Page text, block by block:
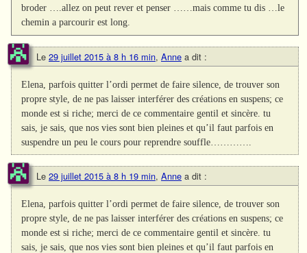
broder ….allez on peut rever et penser ……mais comme tu dis …le
chemin a parcourir est long.
Le 29 juillet 2015 à 8 h 16 min, Anne a dit :
Elena, parfois quitter l’ordi permet de faire silence, de trouver son
propre style, de ne pas laisser interférer des créations en suspens; ce
monde est si riche; merci de ce commentaire gentil et sincère. tu
sais, je sais, que nos vies sont bien pleines et qu’il faut parfois en
suspendre un peu le cours pour reprendre souffle………….
Le 29 juillet 2015 à 8 h 19 min, Anne a dit :
Elena, parfois quitter l’ordi permet de faire silence, de trouver son
propre style, de ne pas laisser interférer des créations en suspens; ce
monde est si riche; merci de ce commentaire gentil et sincère. tu
sais, je sais, que nos vies sont bien pleines et qu’il faut parfois en